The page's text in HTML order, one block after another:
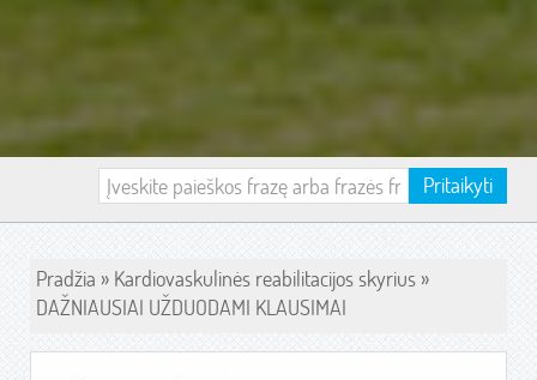
Pritaikyti
Pradžia » Kardiovaskulinės reabilitacijos skyrius »
DAŽNIAUSIAI UŽDUODAMI KLAUSIMAI